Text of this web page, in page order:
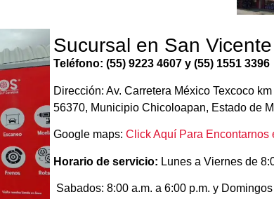
Sucursal en San
Teléfono: (55) 9223 4607 y (55) 1551 3396
Dirección: Av. Carretera México Texcoco
56370, Municipio Chicoloapan, Estado de
Google maps: Click Aquí Para Encontarnos
Horario de servicio: Lunes a Viernes de
Sabados: 8:00 a.m. a 6:00 p.m. y